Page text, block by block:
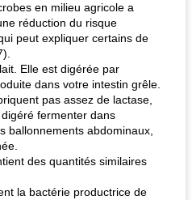
en milieu agricole a
réduction du risque
peut expliquer certains de
Elle est digérée par
dans votre intestin grêle.
pas assez de lactase,
fermenter dans
ballonnements abdominaux,
des quantités similaires
la bactérie productrice de